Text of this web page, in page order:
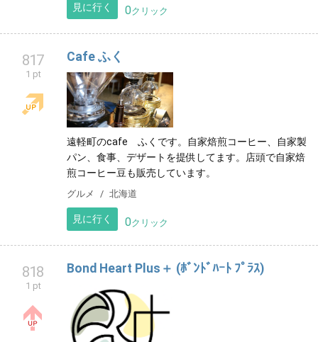
見に行く 0クリック
817
1 pt
Cafe ふく
遠軽町のcafe ふくです。自家焙煎コーヒー、自家製
パン、食事、デザートを提供してます。店頭で自家焙
煎コーヒー豆も販売しています。
グルメ 北海道
見に行く 0クリック
818
1 pt
Bond Heart Plus＋ (ﾎﾞﾝﾄﾞﾊｰﾄ ﾌﾟﾗｽ)